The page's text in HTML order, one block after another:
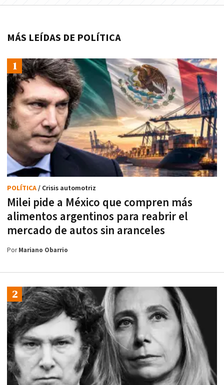
MÁS LEÍDAS DE POLÍTICA
Milei pide a México que compren más
alimentos argentinos para reabrir el
mercado de autos sin aranceles
POLÍTICA/ Crisis automotriz
PorMariano Obarrio